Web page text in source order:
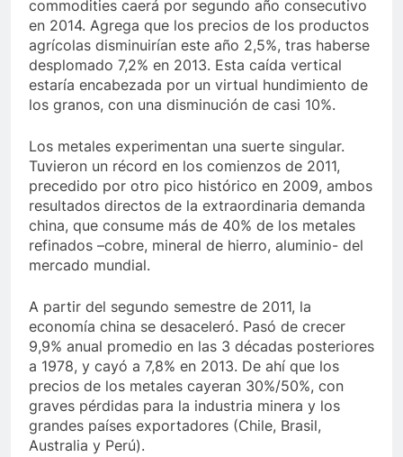
commodities caerá por segundo año consecutivo
en 2014. Agrega que los precios de los productos
agrícolas disminuirían este año 2,5%, tras haberse
desplomado 7,2% en 2013. Esta caída vertical
estaría encabezada por un virtual hundimiento de
los granos, con una disminución de casi 10%.
Los metales experimentan una suerte singular.
Tuvieron un récord en los comienzos de 2011,
precedido por otro pico histórico en 2009, ambos
resultados directos de la extraordinaria demanda
china, que consume más de 40% de los metales
refinados –cobre, mineral de hierro, aluminio- del
mercado mundial.
A partir del segundo semestre de 2011, la
economía china se desaceleró. Pasó de crecer
9,9% anual promedio en las 3 décadas posteriores
a 1978, y cayó a 7,8% en 2013. De ahí que los
precios de los metales cayeran 30%/50%, con
graves pérdidas para la industria minera y los
grandes países exportadores (Chile, Brasil,
Australia y Perú).